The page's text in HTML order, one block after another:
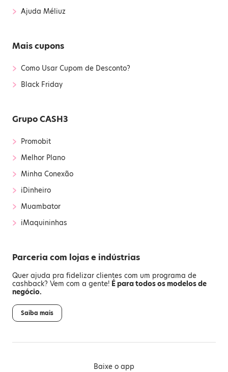
› Ajuda Méliuz
Mais cupons
› Como Usar Cupom de Desconto?
› Black Friday
Grupo CASH3
› Promobit
› Melhor Plano
› Minha Conexão
› iDinheiro
› Muambator
› iMaquininhas
Parceria com lojas e indústrias
Quer ajuda pra fidelizar clientes com um programa de
cashback? Vem com a gente! É para todos os modelos de
negócio.
Saiba mais
Baixe o app